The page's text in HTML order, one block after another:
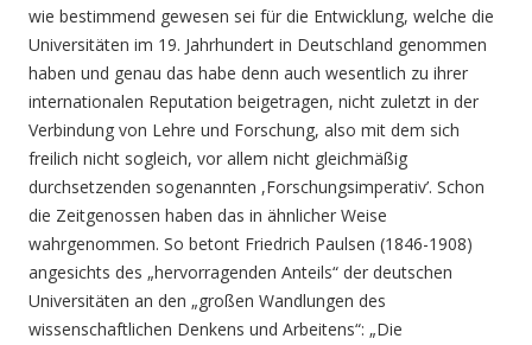
wie bestimmend gewesen sei für die Entwicklung, welche die
Universitäten im 19. Jahrhundert in Deutschland genommen
haben und genau das habe denn auch wesentlich zu ihrer
internationalen Reputation beigetragen, nicht zuletzt in der
Verbindung von Lehre und Forschung, also mit dem sich
freilich nicht sogleich, vor allem nicht gleichmäßig
durchsetzenden sogenannten ,Forschungsimperativ’. Schon
die Zeitgenossen haben das in ähnlicher Weise
wahrgenommen. So betont Friedrich Paulsen (1846-1908)
angesichts des „hervorragenden Anteils“ der deutschen
Universitäten an den „großen Wandlungen des
wissenschaftlichen Denkens und Arbeitens“: „Die